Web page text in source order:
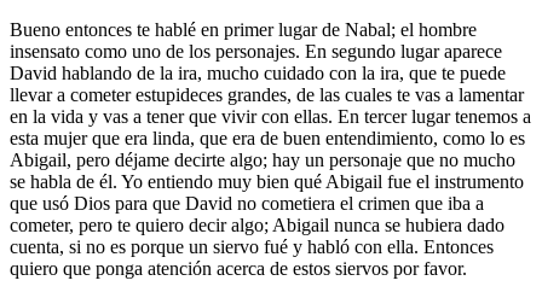
Bueno entonces te hablé en primer lugar de Nabal; el hombre
insensato como uno de los personajes. En segundo lugar aparece
David hablando de la ira, mucho cuidado con la ira, que te puede
llevar a cometer estupideces grandes, de las cuales te vas a lamentar
en la vida y vas a tener que vivir con ellas. En tercer lugar tenemos a
esta mujer que era linda, que era de buen entendimiento, como lo es
Abigail, pero déjame decirte algo; hay un personaje que no mucho
se habla de él. Yo entiendo muy bien qué Abigail fue el instrumento
que usó Dios para que David no cometiera el crimen que iba a
cometer, pero te quiero decir algo; Abigail nunca se hubiera dado
cuenta, si no es porque un siervo fué y habló con ella. Entonces
quiero que ponga atención acerca de estos siervos por favor.